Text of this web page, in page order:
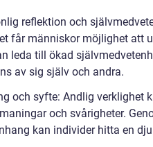
reflektion och
får människor möjlighet att
leda till ökad
av sig själv och andra.
och syfte: Andlig verklighet
och svårigheter.
kan individer hitta en